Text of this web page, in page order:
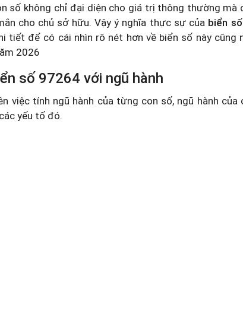
số không chỉ đại diện cho giá trị thông thường mà
cho chủ sở hữu. Vậy ý nghĩa thực sự của biển
tiết để có cái nhìn rõ nét hơn về biển số này cũng
2026
số 97264 với ngũ hành
việc tính ngũ hành của từng con số, ngũ hành của
yếu tố đó.